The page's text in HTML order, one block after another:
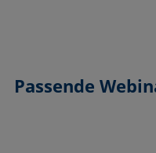
Passende